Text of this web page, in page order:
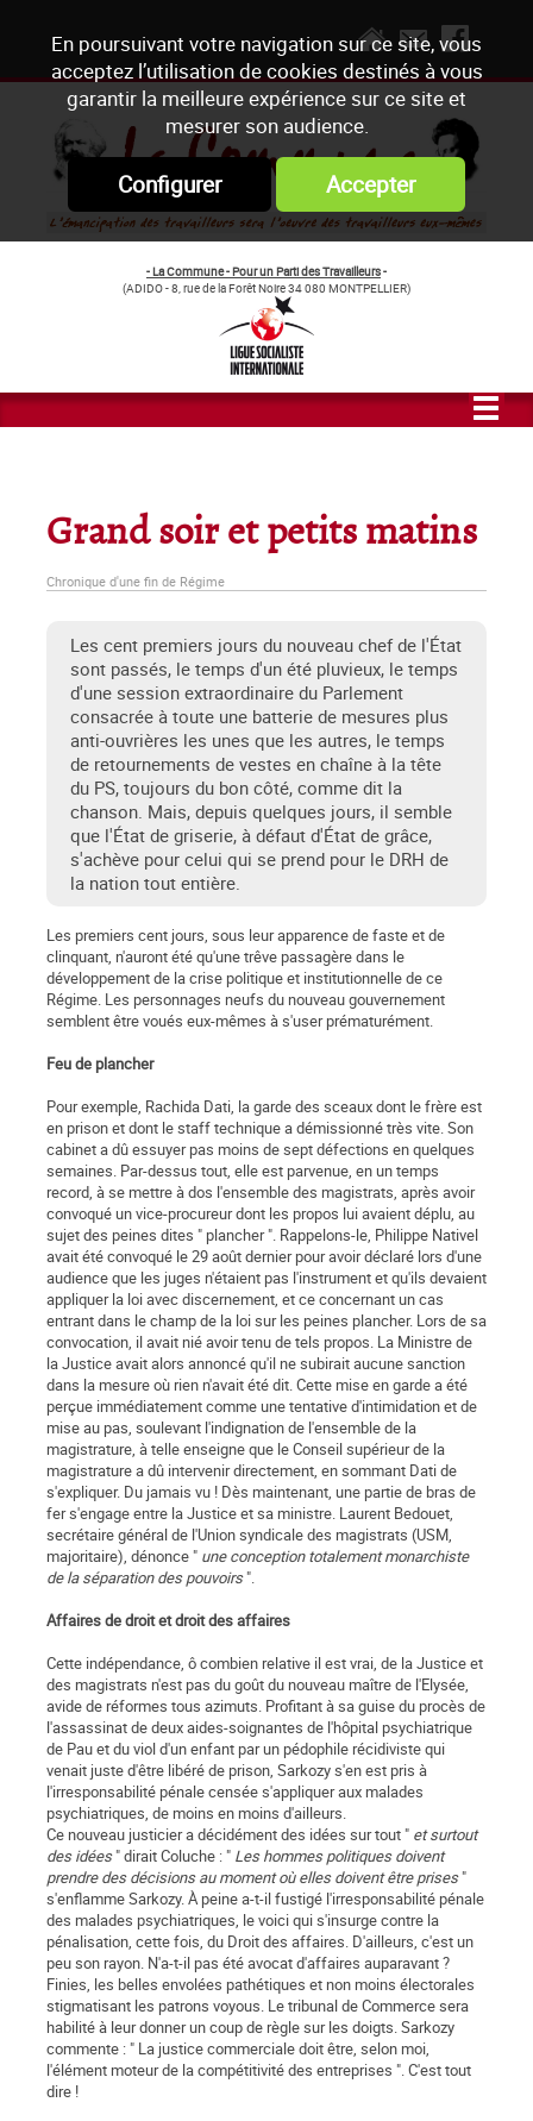
En poursuivant votre navigation sur ce site, vous
acceptez l’utilisation de cookies destinés à vous
garantir la meilleure expérience sur ce site et
mesurer son audience.
Configurer Accepter
- La Commune - Pour un Parti des Travailleurs-
(ADIDO - 8, rue de la Forêt Noire 34 080 MONTPELLIER)
Grand soir et petits matins
Chronique d'une fin de Régime
Les cent premiers jours du nouveau chef de l'État
sont passés, le temps d'un été pluvieux, le temps
d'une session extraordinaire du Parlement
consacrée à toute une batterie de mesures plus
anti-ouvrières les unes que les autres, le temps
de retournements de vestes en chaîne à la tête
du PS, toujours du bon côté, comme dit la
chanson. Mais, depuis quelques jours, il semble
que l'État de griserie, à défaut d'État de grâce,
s'achève pour celui qui se prend pour le DRH de
la nation tout entière.
Les premiers cent jours, sous leur apparence de faste et de
clinquant, n'auront été qu'une trêve passagère dans le
développement de la crise politique et institutionnelle de ce
Régime. Les personnages neufs du nouveau gouvernement
semblent être voués eux-mêmes à s'user prématurément.
Feu de plancher
Pour exemple, Rachida Dati, la garde des sceaux dont le frère est
en prison et dont le staff technique a démissionné très vite. Son
cabinet a dû essuyer pas moins de sept défections en quelques
semaines. Par-dessus tout, elle est parvenue, en un temps
record, à se mettre à dos l'ensemble des magistrats, après avoir
convoqué un vice-procureur dont les propos lui avaient déplu, au
sujet des peines dites " plancher ". Rappelons-le, Philippe Nativel
avait été convoqué le 29 août dernier pour avoir déclaré lors d'une
audience que les juges n'étaient pas l'instrument et qu'ils devaient
appliquer la loi avec discernement, et ce concernant un cas
entrant dans le champ de la loi sur les peines plancher. Lors de sa
convocation, il avait nié avoir tenu de tels propos. La Ministre de
la Justice avait alors annoncé qu'il ne subirait aucune sanction
dans la mesure où rien n'avait été dit. Cette mise en garde a été
perçue immédiatement comme une tentative d'intimidation et de
mise au pas, soulevant l'indignation de l'ensemble de la
magistrature, à telle enseigne que le Conseil supérieur de la
magistrature a dû intervenir directement, en sommant Dati de
s'expliquer. Du jamais vu ! Dès maintenant, une partie de bras de
fer s'engage entre la Justice et sa ministre. Laurent Bedouet,
secrétaire général de l'Union syndicale des magistrats (USM,
majoritaire), dénonce " une conception totalement monarchiste
de la séparation des pouvoirs".
Affaires de droit et droit des affaires
Cette indépendance, ô combien relative il est vrai, de la Justice et
des magistrats n'est pas du goût du nouveau maître de l'Elysée,
avide de réformes tous azimuts. Profitant à sa guise du procès de
l'assassinat de deux aides-soignantes de l'hôpital psychiatrique
de Pau et du viol d'un enfant par un pédophile récidiviste qui
venait juste d'être libéré de prison, Sarkozy s'en est pris à
l'irresponsabilité pénale censée s'appliquer aux malades
psychiatriques, de moins en moins d'ailleurs.
Ce nouveau justicier a décidément des idées sur tout " et surtout
des idées" dirait Coluche : " Les hommes politiques doivent
prendre des décisions au moment où elles doivent être prises"
s'enflamme Sarkozy. À peine a-t-il fustigé l'irresponsabilité pénale
des malades psychiatriques, le voici qui s'insurge contre la
pénalisation, cette fois, du Droit des affaires. D'ailleurs, c'est un
peu son rayon. N'a-t-il pas été avocat d'affaires auparavant ?
Finies, les belles envolées pathétiques et non moins électorales
stigmatisant les patrons voyous. Le tribunal de Commerce sera
habilité à leur donner un coup de règle sur les doigts. Sarkozy
commente : " La justice commerciale doit être, selon moi,
l'élément moteur de la compétitivité des entreprises ". C'est tout
dire !